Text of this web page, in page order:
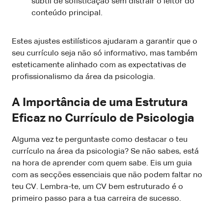
conteúdo principal.
Estes ajustes estilísticos ajudaram a garantir que o
seu currículo seja não só informativo, mas também
esteticamente alinhado com as expectativas de
profissionalismo da área da psicologia.
A Importância de uma Estrutura
Eficaz no Currículo de Psicologia
Alguma vez te perguntaste como destacar o teu
currículo na área da psicologia? Se não sabes, está
na hora de aprender com quem sabe. Eis um guia
com as secções essenciais que não podem faltar no
teu CV. Lembra-te, um CV bem estruturado é o
primeiro passo para a tua carreira de sucesso.